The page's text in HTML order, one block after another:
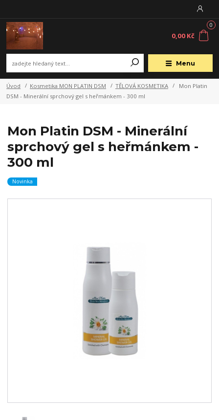
Menu
0
0,00 Kč
Úvod Kosmetika MON PLATIN DSM TĚLOVÁ KOSMETIKA
Mon Platin
DSM - Minerální sprchový gel s heřmánkem - 300 ml
Mon Platin DSM - Minerální
sprchový gel s heřmánkem -
300 ml
Novinka